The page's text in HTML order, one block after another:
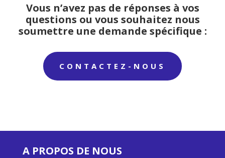
Vous n’avez pas de réponses à vos
questions ou vous souhaitez nous
soumettre une demande spécifique :
CONTACTEZ-NOUS
A PROPOS DE NOUS